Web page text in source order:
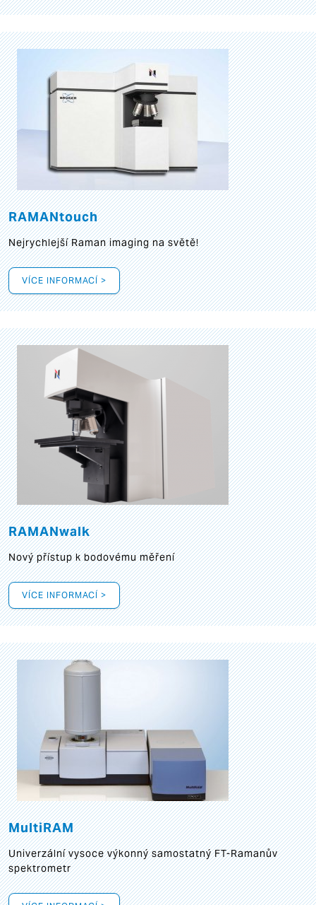
RAMANtouch
Nejrychlejší Raman imaging na světě!
VÍCE INFORMACÍ >
RAMANwalk
Nový přístup k bodovému měření
VÍCE INFORMACÍ >
MultiRAM
Univerzální vysoce výkonný samostatný FT-Ramanův
spektrometr